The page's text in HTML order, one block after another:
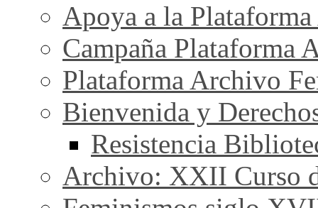
Apoya a la
Campaña Plataforma
Plataforma Archivo
Bienvenida y
Resistencia
Archivo: XXII Curso